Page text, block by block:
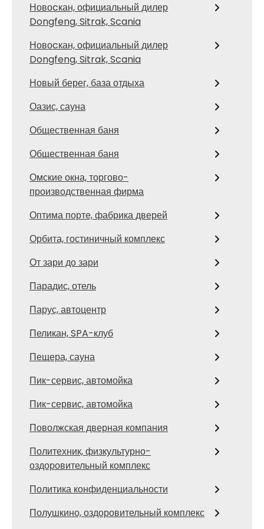
Новоcкан, официальный дилер
Dongfeng, Sitrak, Scania
Новоcкан, официальный дилер
Dongfeng, Sitrak, Scania
Новый берег, база отдыха
Оазис, сауна
Общественная баня
Общественная баня
Омские окна, торгово-
производственная фирма
Оптима порте, фабрика дверей
Орбита, гостиничный комплекс
От зари до зари
Парадис, отель
Парус, автоцентр
Пеликан, SPA-клуб
Пещера, сауна
Пик-сервис, автомойка
Пик-сервис, автомойка
Поволжская дверная компания
Политехник, физкультурно-
оздоровительный комплекс
Политика конфиденциальности
Полушкино, оздоровительный комплекс